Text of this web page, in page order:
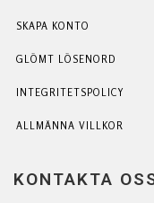
SKAPA KONTO
GLÖMT LÖSENORD
INTEGRITETSPOLICY
ALLMÄNNA VILLKOR
KONTAKTA